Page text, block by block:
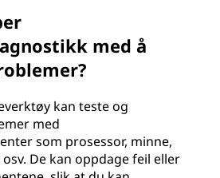
med å
kan teste og
med
som prosessor, minne,
De kan oppdage feil eller